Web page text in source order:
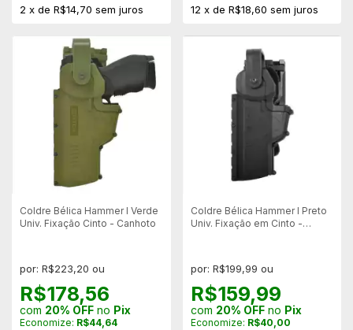
2 x de R$14,70 sem juros 12 x de R$18,60 sem juros
Coldre Bélica Hammer I Verde
Univ. Fixação Cinto - Canhoto
por: R$223,20 ou
R$178,56
com 20% OFF no Pix
Economize: R$44,64
Coldre Bélica Hammer I Preto
Univ. Fixação em Cinto -
por: R$199,99 ou
R$159,99
com 20% OFFno Pix
Economize: R$40,00